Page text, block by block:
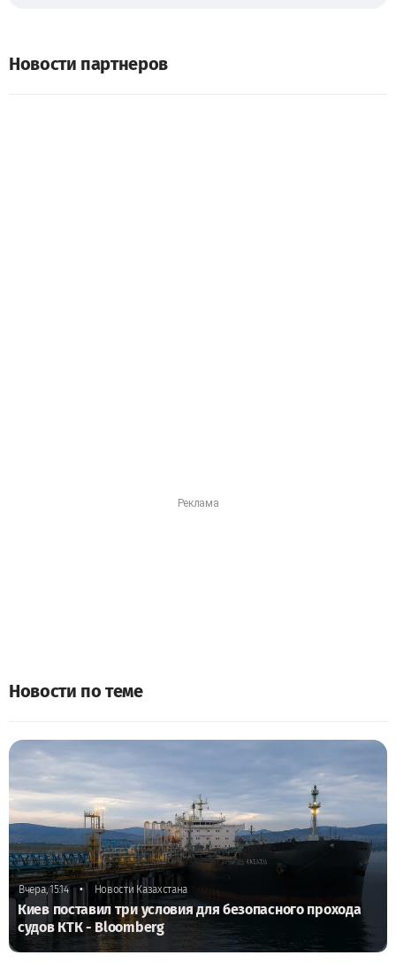
Новости партнеров
Новости по теме
Вчера, 15:14 • Новости Казахстана
Киев поставил три условия для безопасного прохода
судов КТК - Bloomberg